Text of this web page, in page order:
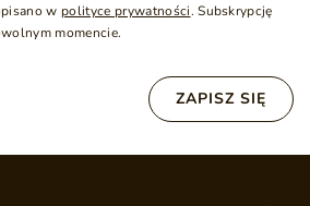
w polityce prywatności. Subskrypcję
momencie.
ZAPISZ SIĘ